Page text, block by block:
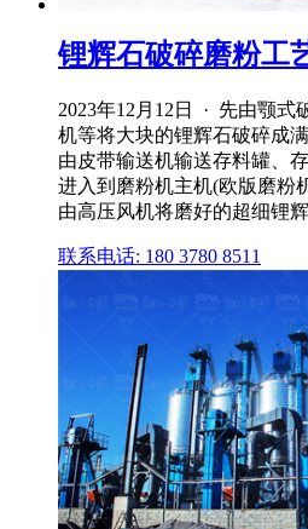
锂辉石破碎磨粉工
2023年12月12日 · 先由颚式
机等将大块的锂辉石破碎成
由皮带输送机输送存料罐、
进入到磨粉机主机(欧版磨粉
由高压风机将磨好的超细锂
联系电话: 180 3780 8511